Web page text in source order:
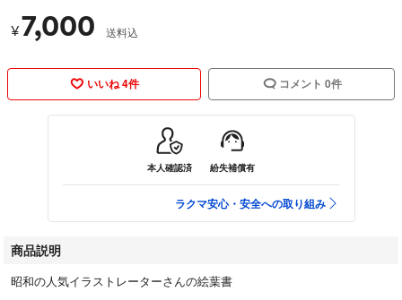
¥7,000 送料込
いいね 4件 コメント 0件
本人確認済 紛失補償有
ラクマ安心・安全への取り組み
商品説明
昭和の人気イラストレーターさんの絵葉書